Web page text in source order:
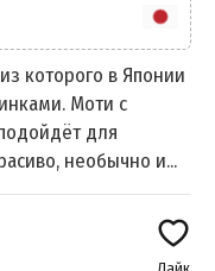
которого в Японии
Моти с
для
необычно и...